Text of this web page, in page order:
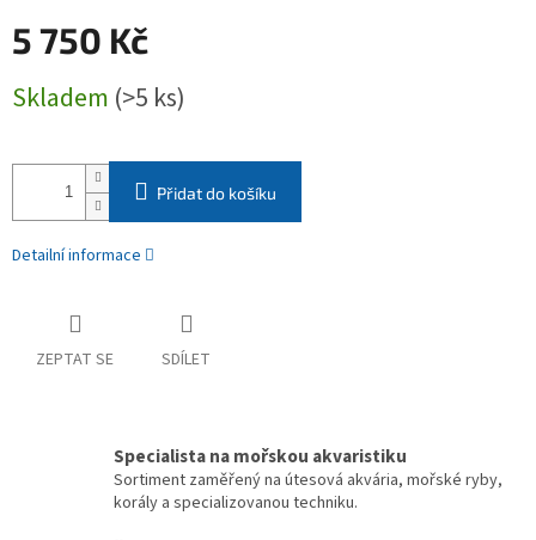
5 750 Kč
cena:
Skladem (>5 ks)
Přidat do košíku
Detailní informace
ZEPTAT SE SDÍLET
Specialista na mořskou akvaristiku
Sortiment zaměřený na útesová akvária, mořské ryby,
korály a specializovanou techniku.